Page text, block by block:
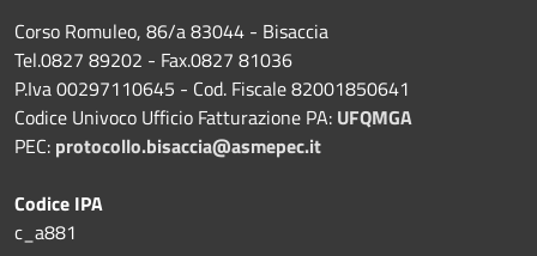
Corso Romuleo, 86/a 83044 - Bisaccia
Tel.0827 89202 - Fax.0827 81036
P.Iva 00297110645 - Cod. Fiscale 82001850641
Codice Univoco Ufficio Fatturazione PA: UFQMGA
PEC: protocollo.bisaccia@asmepec.it
Codice IPA
c_a881